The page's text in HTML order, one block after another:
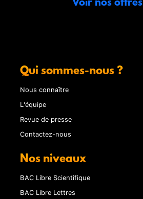
Voir nos offres
Qui sommes-nous ?
Nous connaître
L'équipe
Revue de presse
Contactez-nous
Nos niveaux
BAC Libre Scientifique
BAC Libre Lettres